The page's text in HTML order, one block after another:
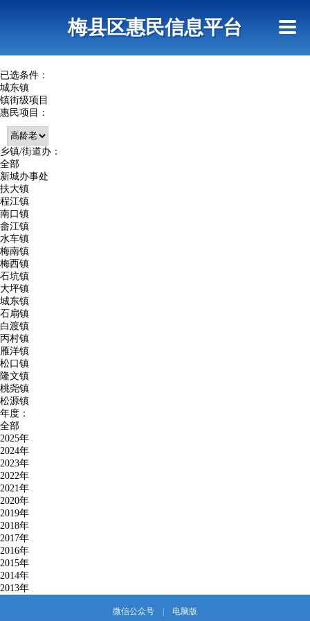
查询指引梅县区惠民信息平台
已选条件：
城东镇
镇街级项目
惠民项目：
乡镇/街道办：
全部
新城办事处
扶大镇
程江镇
南口镇
畲江镇
水车镇
梅南镇
梅西镇
石坑镇
大坪镇
城东镇
石扇镇
白渡镇
丙村镇
雁洋镇
松口镇
隆文镇
桃尧镇
松源镇
年度：
全部
2025年
2024年
2023年
2022年
2021年
2020年
2019年
2018年
2017年
2016年
2015年
2014年
2013年
微信公众号 电脑版